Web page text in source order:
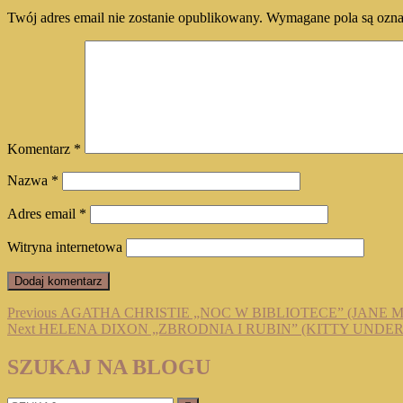
Twój adres email nie zostanie opublikowany. Wymagane pola są
Komentarz *
Nazwa *
Adres email *
Witryna internetowa
Nawigacja
wpisu
Previous Previous
post:
AGATHA CHRISTIE „NOC W BIBLIOTECE” (JANE
Next Next
HELENA DIXON „ZBRODNIA I RUBIN” (KITTY
SZUKAJ NA BLOGU